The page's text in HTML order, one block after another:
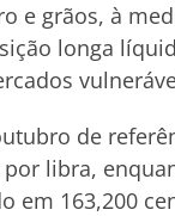
e grãos, à
longa
de
por libra,
em 163,200